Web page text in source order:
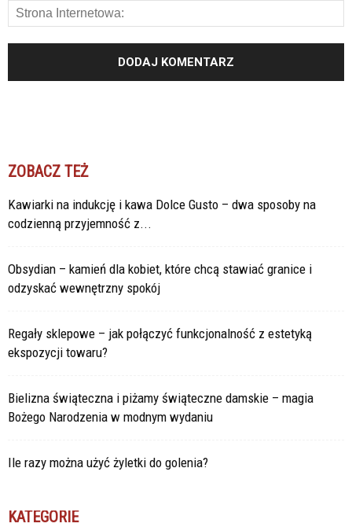
ZOBACZ TEŻ
Kawiarki na indukcję i kawa Dolce Gusto – dwa sposoby na
codzienną przyjemność z...
Obsydian – kamień dla kobiet, które chcą stawiać granice i
odzyskać wewnętrzny spokój
Regały sklepowe – jak połączyć funkcjonalność z estetyką
ekspozycji towaru?
Bielizna świąteczna i piżamy świąteczne damskie – magia
Bożego Narodzenia w modnym wydaniu
Ile razy można użyć żyletki do golenia?
KATEGORIE